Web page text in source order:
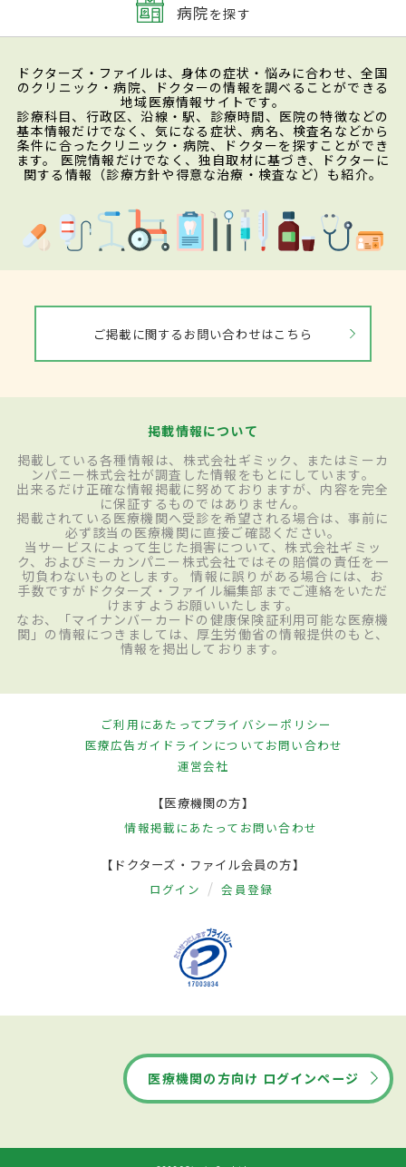
病院を探す
ドクターズ・ファイルは、身体の症状・悩みに合わせ、全国
のクリニック・病院、ドクターの情報を調べることができる
地域医療情報サイトです。
診療科目、行政区、沿線・駅、診療時間、医院の特徴などの
基本情報だけでなく、気になる症状、病名、検査名などから
条件に合ったクリニック・病院、ドクターを探すことができ
ます。 医院情報だけでなく、独自取材に基づき、ドクターに
関する情報（診療方針や得意な治療・検査など）も紹介。
ご掲載に関するお問い合わせはこちら
掲載情報について
掲載している各種情報は、株式会社ギミック、またはミーカ
ンパニー株式会社が調査した情報をもとにしています。
出来るだけ正確な情報掲載に努めておりますが、内容を完全
に保証するものではありません。
掲載されている医療機関へ受診を希望される場合は、事前に
必ず該当の医療機関に直接ご確認ください。
当サービスによって生じた損害について、株式会社ギミッ
ク、およびミーカンパニー株式会社ではその賠償の責任を一
切負わないものとします。 情報に誤りがある場合には、お
手数ですがドクターズ・ファイル編集部までご連絡をいただ
けますようお願いいたします。
なお、「マイナンバーカードの健康保険証利用可能な医療機
関」の情報につきましては、厚生労働省の情報提供のもと、
情報を掲出しております。
ご利用にあたってプライバシーポリシー
医療広告ガイドラインについてお問い合わせ
運営会社
【医療機関の方】
情報掲載にあたって お問い合わせ
【ドクターズ・ファイル会員の方】
ログイン 会員登録
医療機関の方向け ログインページ